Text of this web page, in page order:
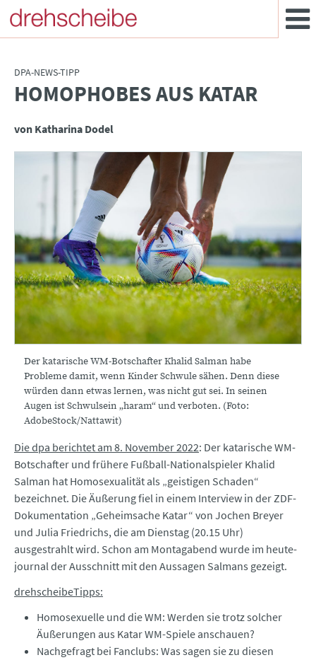
DPA-NEWS-TIPP
:HOMOPHOBES AUS KATAR
von Katharina Dodel
Der katarische WM-Botschafter Khalid Salman habe
Probleme damit, wenn Kinder Schwule sähen. Denn diese
würden dann etwas lernen, was nicht gut sei. In seinen
Augen ist Schwulsein „haram“ und verboten. (Foto:
AdobeStock/Nattawit)
Die dpa berichtet am 8. November 2022: Der katarische WM-
Botschafter und frühere Fußball-Nationalspieler Khalid
Salman hat Homosexualität als „geistigen Schaden“
bezeichnet. Die Äußerung fiel in einem Interview in der ZDF-
Dokumentation „Geheimsache Katar“ von Jochen Breyer
und Julia Friedrichs, die am Dienstag (20.15 Uhr)
ausgestrahlt wird. Schon am Montagabend wurde im heute-
journal der Ausschnitt mit den Aussagen Salmans gezeigt.
drehscheibeTipps:
Homosexuelle und die WM: Werden sie trotz solcher
Äußerungen aus Katar WM-Spiele anschauen?
Nachgefragt bei Fanclubs: Was sagen sie zu diesen